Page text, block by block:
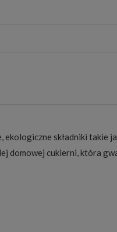
składniki takie
domowej cukierni, która